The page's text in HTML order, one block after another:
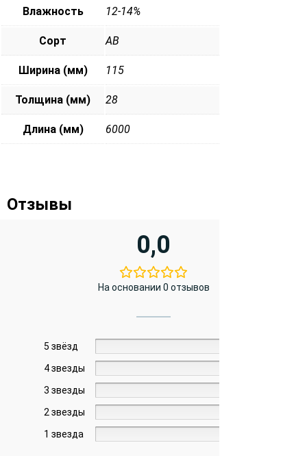
Влажность 12-14%
Сорт АВ
Ширина (мм) 115
Толщина (мм) 28
Длина (мм) 6000
Отзывы
0,0
На основании 0 отзывов
5 звёзд
4 звезды
3 звезды
2 звезды
1 звезда